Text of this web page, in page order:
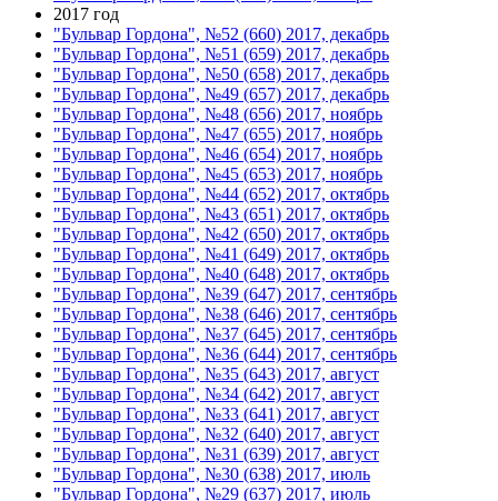
2017 год
"Бульвар Гордона", №52 (660) 2017, декабрь
"Бульвар Гордона", №51 (659) 2017, декабрь
"Бульвар Гордона", №50 (658) 2017, декабрь
"Бульвар Гордона", №49 (657) 2017, декабрь
"Бульвар Гордона", №48 (656) 2017, ноябрь
"Бульвар Гордона", №47 (655) 2017, ноябрь
"Бульвар Гордона", №46 (654) 2017, ноябрь
"Бульвар Гордона", №45 (653) 2017, ноябрь
"Бульвар Гордона", №44 (652) 2017, октябрь
"Бульвар Гордона", №43 (651) 2017, октябрь
"Бульвар Гордона", №42 (650) 2017, октябрь
"Бульвар Гордона", №41 (649) 2017, октябрь
"Бульвар Гордона", №40 (648) 2017, октябрь
"Бульвар Гордона", №39 (647) 2017, сентябрь
"Бульвар Гордона", №38 (646) 2017, сентябрь
"Бульвар Гордона", №37 (645) 2017, сентябрь
"Бульвар Гордона", №36 (644) 2017, сентябрь
"Бульвар Гордона", №35 (643) 2017, август
"Бульвар Гордона", №34 (642) 2017, август
"Бульвар Гордона", №33 (641) 2017, август
"Бульвар Гордона", №32 (640) 2017, август
"Бульвар Гордона", №31 (639) 2017, август
"Бульвар Гордона", №30 (638) 2017, июль
"Бульвар Гордона", №29 (637) 2017, июль